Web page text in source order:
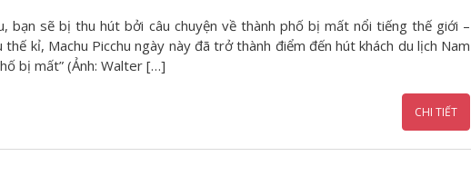
bạn sẽ bị thu hút bởi câu chuyện về thành phố bị mất nổi tiếng thế giới –
thế kỉ, Machu Picchu ngày này đã trở thành điểm đến hút khách du lịch Nam
bị mất” (Ảnh: Walter […]
CHI TIẾT